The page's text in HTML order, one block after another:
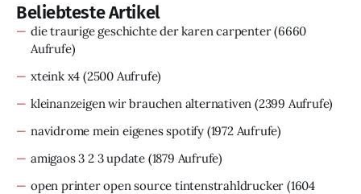
Beliebteste Artikel
die traurige geschichte der karen carpenter(6660
Aufrufe)
xteink x4 (2500 Aufrufe)
kleinanzeigen wir brauchen alternativen (2399 Aufrufe)
navidrome mein eigenes spotify (1972 Aufrufe)
amigaos 3 2 3 update (1879 Aufrufe)
open printer open source tintenstrahldrucker (1604